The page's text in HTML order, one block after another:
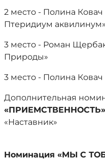
2 место - Полина
Птеридиум аквилинум»
3 место - Роман
Природы»
3 место - Полина Ковач
Дополнительная
«ПРИЕМСТВЕННОСТЬ»
«Наставник»
Номинация «МЫ С